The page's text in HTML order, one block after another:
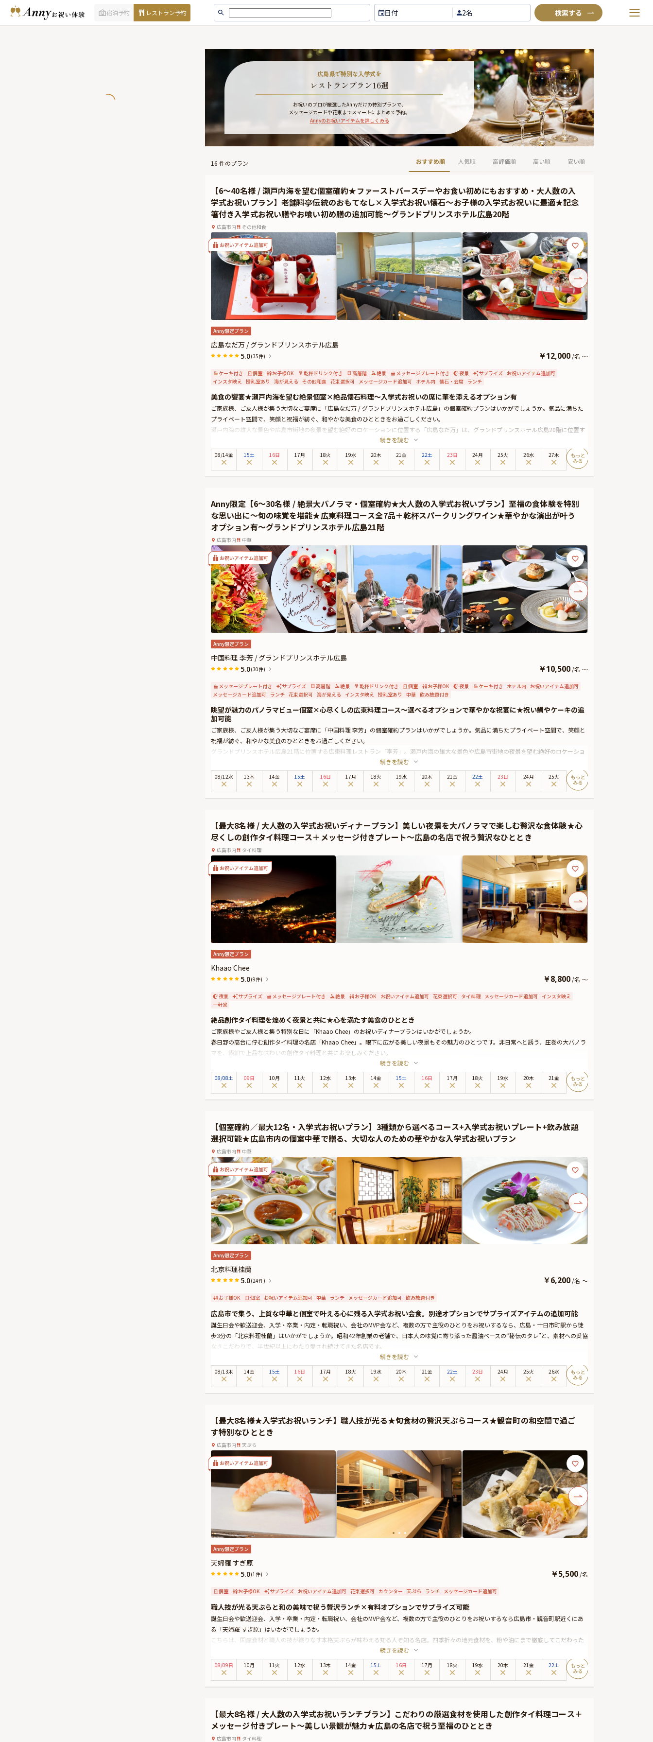
宿泊予約 レストラン予約 日付 2名
閲覧履歴
TOP
Annyお祝い体験について
Annyお祝いアイテムについて
よくあるご質問
お問い合わせ
広島県で特別な入学式を
レストランプラン16選
お祝いのプロが厳選したAnnyだけの特別プランで、
メッセージカードや花束までスマートにまとめて予約。
Annyのお祝いアイテムを詳しくみる
おすすめ順 人気順 高評価順 高い順 安い順
16 件のプラン
【6〜40名様 / 瀬戸内海を望む個室確約★ファーストバースデーやお食い初めにもおすすめ・大人数の入
学式お祝いプラン】老舗料亭伝統のおもてなし×入学式お祝い懐石〜お子様の入学式お祝いに最適★記念
箸付き入学式お祝い膳やお喰い初め膳の追加可能〜グランドプリンスホテル広島20階
広島市内 その他和食
お祝いアイテム追加可
Anny限定プラン
広島なだ万 / グランドプリンスホテル広島
5.0(35件) ￥12,000 /名 ～
ケーキ付き 個室 お子様OK 乾杯ドリンク付き 高層階 絶景 メッセージプレート付き 夜景 サプライズ お祝いアイテム追加可
インスタ映え 授乳室あり 海が見える その他和食 花束選択可 メッセージカード追加可 ホテル内 懐石・会席 ランチ
美食の饗宴★瀬戸内海を望む絶景個室×絶品懐石料理〜入学式お祝いの席に華を添えるオプション有
ご家族様、ご友人様が集う大切なご宴席に「広島なだ万 / グランドプリンスホテル広島」の個室確約プランはいかがでしょうか。気品に満ちた
プライベート空間で、笑顔と祝福が紡ぐ、和やかな美食のひとときをお過ごしください。
瀬戸内海の雄大な景色や広島市街地の夜景を望む絶好のロケーションに位置する「広島なだ万」は、グランドプリンスホテル広島20階に位置す
る日本料理店。瀬戸内海の雄大な景色や広島市街地の夜景を望む絶好のロケーションは、とっておきのお祝いシーンに最適です。周りを気にせ
ずお寛ぎいただける個室をご用意しておりますので、自然と会話も弾み、和やかな祝宴となることでしょう。
お召し上がりいただくのは、瀬戸内海の食材をふんだんに盛り込んだ、心尽くしの懐石料理。ここでしか味わえない逸品が、特別な日の思い出
をより華やかに彩ることでしょう。美しい器やしつらえと共に、季節の恵みを五感でお楽しみください。
ります）、ホールケーキの追加が可能です。また、Anny限定のメッセージカードや、花束、ギフトなどをお付けすることができます。メッセー
ジカードは着席時に、花束やギフトはデザートタイムにご予約主様にお渡しいたしますので、サプライズ演出にお役立てください。
続きを読む
08/14金 15土 16日 17月 18火 19水 20木 21金 22土 23日 24月 25火 26水 27木
Anny限定【6〜30名様 / 絶景大パノラマ・個室確約★大人数の入学式お祝いプラン】至福の食体験を特別
な思い出に〜旬の味覚を堪能★広東料理コース全7品＋乾杯スパークリングワイン★華やかな演出が叶う
オプション有〜グランドプリンスホテル広島21階
広島市内 中華
お祝いアイテム追加可
Anny限定プラン
中国料理 李芳 / グランドプリンスホテル広島
5.0(30件) ￥10,500 /名 ～
メッセージプレート付き サプライズ 高層階 絶景 乾杯ドリンク付き 個室 お子様OK 夜景 ケーキ付き ホテル内 お祝いアイテム追加可
メッセージカード追加可 ランチ 花束選択可 海が見える インスタ映え 授乳室あり 中華 飲み放題付き
眺望が魅力のパノラマビュー個室×心尽くしの広東料理コース〜選べるオプションで華やかな祝宴に★祝い鯛やケーキの追
加可能
ご家族様、ご友人様が集う大切なご宴席に「中国料理 李芳」の個室確約プランはいかがでしょうか。気品に満ちたプライベート空間で、笑顔と
祝福が紡ぐ、和やかな美食のひとときをお過ごしください。
グランドプリンスホテル広島21階に位置する広東料理レストラン「李芳」。瀬戸内海の雄大な景色や広島市街地の夜景を望む絶好のロケーショ
ンは、とっておきのお祝いシーンに最適です。周りを気にせずお寛ぎいただける個室をご用意しておりますので、自然と会話も弾み、和やかな
祝宴となることでしょう。
本プランでお召し上がりいただくのは、お祝いの席に相応しい贅沢なコース全7品。さらに特典として、乾杯ドリンクもご用意しております。四
季折々の厳選食材を使用した逸品は、珠玉の味わい。最高のおもてなしと共に「李芳」が極上の食体験をお届けいたします。
束、ギフトなどをお付けすることができます。メッセージカードは着席時に、花束やギフトはデザートタイムにご予約主様にお渡しいたします
ので、サプライズ演出にお役立てください。
続きを読む
08/12水 13木 14金 15土 16日 17月 18火 19水 20木 21金 22土 23日 24月 25火
【最大8名様 / 大人数の入学式お祝いディナープラン】美しい夜景を大パノラマで楽しむ贅沢な食体験★心
尽くしの創作タイ料理コース＋メッセージ付きプレート〜広島の名店で祝う贅沢なひととき
広島市内 タイ料理
お祝いアイテム追加可
Anny限定プラン
Khaao Chee
5.0(9件) ￥8,800 /名 ～
夜景 サプライズ メッセージプレート付き 絶景 お子様OK お祝いアイテム追加可 花束選択可 タイ料理 メッセージカード追加可 インスタ映え
一軒家
絶品創作タイ料理を煌めく夜景と共に★心を満たす美食のひととき
ご家族様やご友人様と集う特別な日に「Khaao Chee」のお祝いディナープランはいかがでしょうか。
春日野の高台に佇む創作タイ料理の名店「Khaao Chee」。眼下に広がる美しい夜景もその魅力のひとつです。非日常へと誘う、圧巻の大パノラ
マを、繊細で上品な味わいの創作タイ料理と共にお楽しみください。
ラグジュアリーな洗練空間はとっておきのお祝いシーンに最適。還暦や古希などの人生の節目のお祝いや、ゲストをもてなすご宴席にもおすす
めです。白を基調とした、気品漂う店内は落ち着きがあり、心地良い時間をお過ごしいただけます。
お席はゆったりと寛げるテーブル席へご案内。天候に恵まれれば、テラス席のご利用も可能です。ご希望の場合には、予約の際にご記入くださ
い。
メッセージプレートが特別な時間を華やかに彩ることでしょう。
素材の魅力を存分に楽しめるお料理の数々は目にも美しく、一度食べたら忘れられない美味しさ。地元の新鮮な食材にこだわった、ここでしか
味わえない逸品揃いです。シェフの技と感性が随所に光る、贅沢な美食のひとときをお約束いたします。
またご希望に合わせて、特別な演出が叶う“フルーツカービング”のご用意が可能です。フルーツカービングとはナイフ1つで果物や野菜に柄を彫
り込むタイの伝統文化です。 特別な日を彩る華やかなサプライズとして喜ばれております。 ご希望の方は1週間前までのご予約の上、11,000円
（材料費・税込み）でご用意させていただきます。
◆◆Anny限定◆◆
有料オプションでAnny限定の花束やギフト、カスタマイズ可能なメッセージカードなどをお付けすることができます。メッセージカードは着席
時に、ギフトはデザートタイムにご予約主様にお渡し致しますので、サプライズ演出にお役立てください。とっておきのお祝いシーンを心を込
めてお手伝いいたします。
続きを読む
08/08土 09日 10月 11火 12水 13木 14金 15土 16日 17月 18火 19水 20木 21金
【個室確約／最大12名・入学式お祝いプラン】3種類から選べるコース+入学式お祝いプレート+飲み放題
選択可能★広島市内の個室中華で贈る、大切な人のための華やかな入学式お祝いプラン
広島市内 中華
お祝いアイテム追加可
Anny限定プラン
北京料理桂蘭
5.0(24件) ￥6,200 /名 ～
お子様OK 個室 お祝いアイテム追加可 中華 ランチ メッセージカード追加可 飲み放題付き
広島市で集う、上質な中華と個室で叶える心に残る入学式お祝い会食。別途オプションでサプライズアイテムの追加可能
誕生日会や歓送迎会、入学・卒業・内定・転職祝い、会社のMVP会など、複数の方で主役のひとりをお祝いするなら、広島・十日市町駅から徒
歩3分の「北京料理桂蘭」はいかがでしょうか。昭和42年創業の老舗で、日本人の味覚に寄り添った醤油ベースの“秘伝のタレ”と、素材への妥協
なきこだわりで、半世紀以上にわたり愛され続けてきた名店です。
最大12名まで対応可能なお祝いプランでは、選び抜かれた豪華食材を用いた特別な3種類のコースをご用意。あっさりとしながらも奥深い味わい
の料理は、どれも丁寧な職人技と優れた調和が光ります。
お食事の場には、華やかな洋風空間や掘りごたつ式の円卓など、多彩な個室をご用意。大切な方のお祝いの日を、プライベートな空間でゆった
りと語らいながら、美味しさに包まれる至福の時間をお過ごしください。
役立てください。詳しくは本ページ中段の「お祝いアイテム」の欄で、選んでいただけます。
本格中華の技とぬくもりあるおもてなしが融合する「北京料理桂蘭」で、心に残るひとときをぜひお過ごしください。
続きを読む
08/13木 14金 15土 16日 17月 18火 19水 20木 21金 22土 23日 24月 25火 26水
【最大8名様★入学式お祝いランチ】職人技が光る★旬食材の贅沢天ぷらコース★観音町の和空間で過ご
す特別なひととき
広島市内 天ぷら
お祝いアイテム追加可
Anny限定プラン
天婦羅 すぎ原
5.0(1件) ￥5,500 /名
個室 お子様OK サプライズ お祝いアイテム追加可 花束選択可 カウンター 天ぷら ランチ メッセージカード追加可
職人技が光る天ぷらと和の美味で祝う贅沢ランチ×有料オプションでサプライズ可能
誕生日会や歓送迎会、入学・卒業・内定・転職祝い、会社のMVP会など、複数の方で主役のひとりをお祝いするなら広島市・観音町駅近くにあ
る「天婦羅 すぎ原」はいかがでしょうか。
こちらは、国産食材と職人の技が織りなす本格天ぷらが味わえる知る人ぞ知る名店。四季折々の地元食材を、粉や油にまで徹底してこだわった
製法で仕上げる天ぷらはまさに絶品です。まるで霜柱を踏んだかのようにサクサクと軽やかな衣は、素材の旨味を引き立てます。
そんな「すぎ原」では、旬の美味をふんだんに取り入れたお祝いランチプランをご用意。彩り豊かな和食の数々に加え、厳選された食材を使用
した9種の天ぷらを揚げたての状態でお楽しみいただけます。お席はカウンターやテーブル席に加え、プライベート感のある完全個室も完備。和
の落ち着いた雰囲気に包まれながら、全国から厳選した日本酒やワインと共に、心に残るお祝いのひとときをお楽しみください。
役立てください。詳しくは本ページ中段の「お祝いアイテム」の欄で、選んで頂けます。
旬の恵みと職人のこだわりが詰まった逸品を味わいながら、至福のひとときをお過ごしください。
続きを読む
08/09日 10月 11火 12水 13木 14金 15土 16日 17月 18火 19水 20木 21金 22土
【最大8名様 / 大人数の入学式お祝いランチプラン】こだわりの厳選食材を使用した創作タイ料理コース＋
メッセージ付きプレート〜美しい景観が魅力★広島の名店で祝う至福のひととき
広島市内 タイ料理